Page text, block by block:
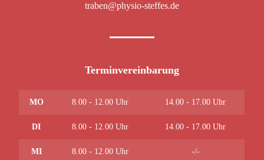
traben@physio-steffes.de
Terminvereinbarung
MO 8.00 - 12.00 Uhr 14.00 - 17.00 Uhr
DI 8.00 - 12.00 Uhr 14.00 - 17.00 Uhr
MI 8.00 - 12.00 Uhr -/-